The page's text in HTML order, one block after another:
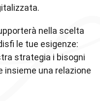
nella scelta
le tue esigenze:
strategia i bisogni
insieme una relazione